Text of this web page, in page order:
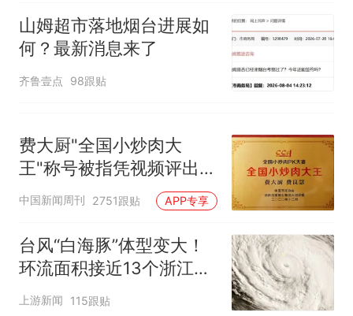
山姆超市落地烟台进展如
何？最新消息来了
齐鲁壹点 98跟贴
费大厨"全国小炒肉大
王"称号被指凭视频评出
官方回应
中国新闻周刊 2751跟贴 APP专享
台风“白海豚”体型变大！
环流面积接近13个浙江那
么大
上游新闻 115跟贴